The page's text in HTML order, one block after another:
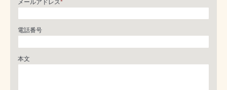
メールアドレス*
電話番号
本文